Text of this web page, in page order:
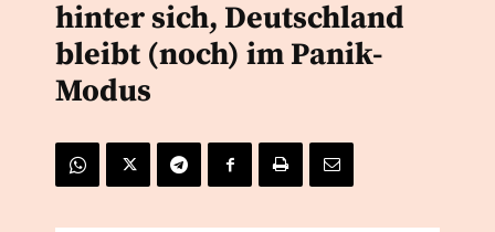
hinter sich, Deutschland
bleibt (noch) im Panik-
Modus